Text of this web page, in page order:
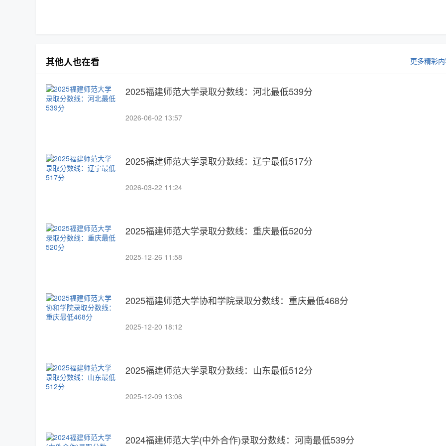
其他人也在看 更多精彩
2025福建师范大学录取分数线：河北最低539分
2026-06-02 13:57
2025福建师范大学录取分数线：辽宁最低517分
2026-03-22 11:24
2025福建师范大学录取分数线：重庆最低520分
2025-12-26 11:58
2025福建师范大学协和学院录取分数线：重庆最低468分
2025-12-20 18:12
2025福建师范大学录取分数线：山东最低512分
2025-12-09 13:06
2024福建师范大学(中外合作)录取分数线：河南最低539分